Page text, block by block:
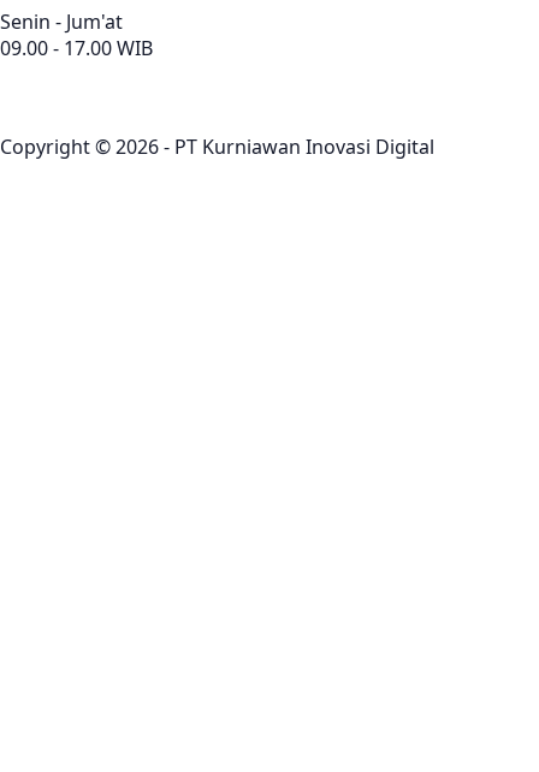
Senin - Jum'at
09.00 - 17.00 WIB
Copyright © 2026 - PT Kurniawan Inovasi Digital